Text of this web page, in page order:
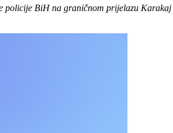
BiH na graničnom prijelazu